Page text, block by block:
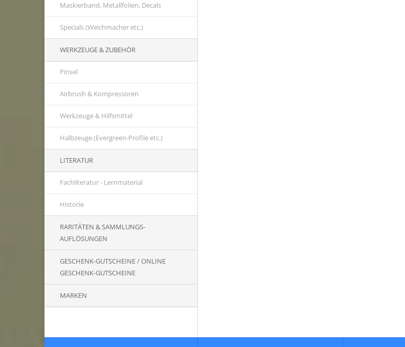
Maskierband, Metallfolien, Decals
Specials (Weichmacher etc.)
WERKZEUGE & ZUBEHÖR
Pinsel
Airbrush & Kompressoren
Werkzeuge & Hilfsmittel
Halbzeuge (Evergreen-Profile etc.)
LITERATUR
Fachliteratur - Lernmaterial
Historie
RARITÄTEN & SAMMLUNGS-
AUFLÖSUNGEN
GESCHENK-GUTSCHEINE / ONLINE
GESCHENK-GUTSCHEINE
MARKEN